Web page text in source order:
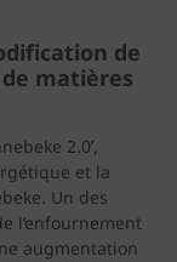
de
matières
2.0’,
et la
Un des
l’enfournement
augmentation